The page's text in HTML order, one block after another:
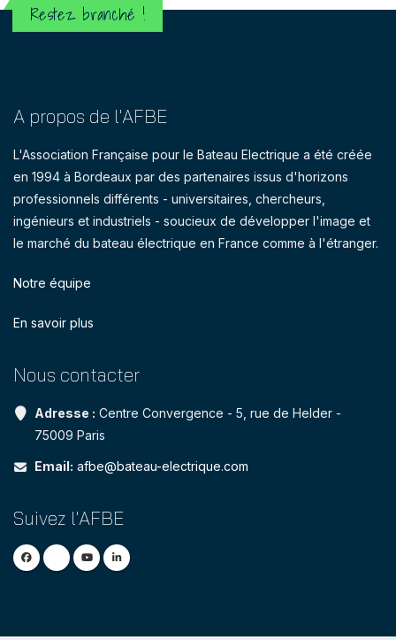
Restez branché !
A propos de l'AFBE
L'Association Française pour le Bateau Electrique a été créée
en 1994 à Bordeaux par des partenaires issus d'horizons
professionnels différents - universitaires, chercheurs,
ingénieurs et industriels - soucieux de développer l'image et
le marché du bateau électrique en France comme à l'étranger.
Notre équipe
En savoir plus
Nous contacter
Adresse : Centre Convergence - 5, rue de Helder -
75009 Paris
Email: afbe@bateau-electrique.com
Suivez l'AFBE